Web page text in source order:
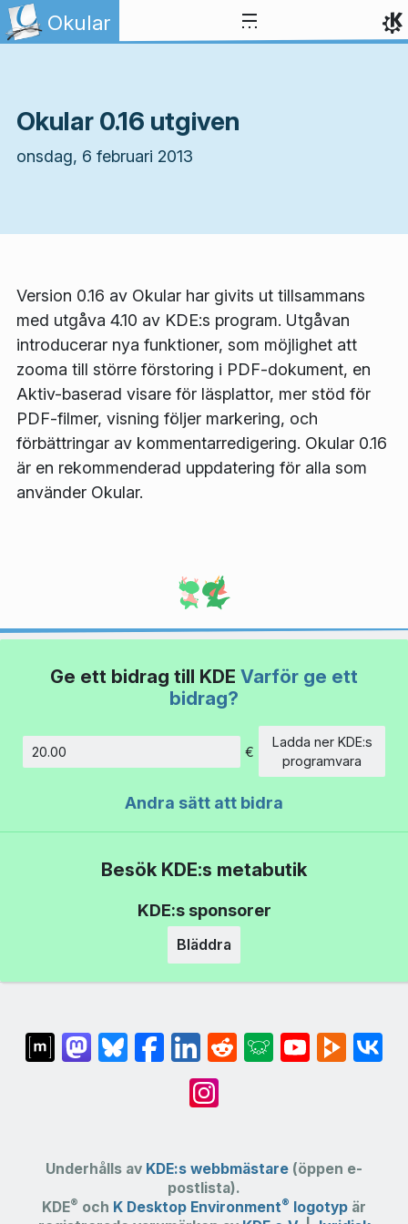
Gå till innehåll
Okular
Okular 0.16 utgiven
onsdag, 6 februari 2013
Version 0.16 av Okular har givits ut tillsammans
med utgåva 4.10 av KDE:s program. Utgåvan
introducerar nya funktioner, som möjlighet att
zooma till större förstoring i PDF-dokument, en
Aktiv-baserad visare för läsplattor, mer stöd för
PDF-filmer, visning följer markering, och
förbättringar av kommentarredigering. Okular 0.16
är en rekommenderad uppdatering för alla som
använder Okular.
Ge ett bidrag till KDE Varför ge ett
bidrag?
€
Ladda ner KDE:s
programvara
Andra sätt att bidra
Besök KDE:s metabutik
KDE:s sponsorer
Bläddra
Underhålls av KDE:s webbmästare (öppen e-
postlista).
KDE® och K Desktop Environment® logotyp är